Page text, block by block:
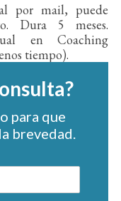
por mail, puede
Dura 5 meses.
en Coaching
tiempo).
para que
brevedad.